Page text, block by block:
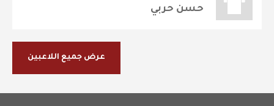
حسن حربي
عرض جميع اللاعبين